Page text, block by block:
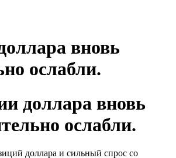
вновь
ослабли.
доллара вновь
ослабли.
доллара и сильный спрос со